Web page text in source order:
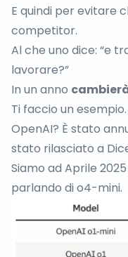
E quindi per evitare
competitor.
Al che uno dice: “e
lavorare?”
In un anno
Ti faccio un
OpenAI? È stato
stato rilasciato a
Siamo ad Aprile
parlando di o4-mini.